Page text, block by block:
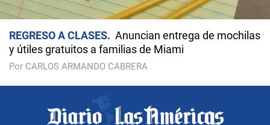
REGRESO A CLASES
Anuncian entrega de mochilas
y útiles gratuitos a familias de Miami
Por CARLOS ARMANDO CABRERA